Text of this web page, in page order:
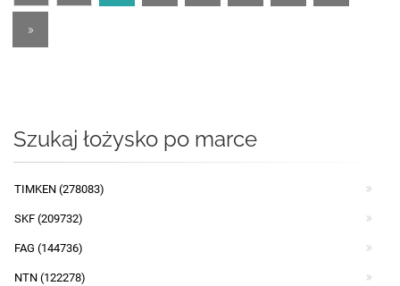
»
Szukaj łożysko po marce
TIMKEN (278083)
SKF (209732)
FAG (144736)
NTN (122278)